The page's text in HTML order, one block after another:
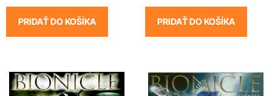
PRIDAŤ DO KOŠÍKA PRIDAŤ DO KOŠÍKA